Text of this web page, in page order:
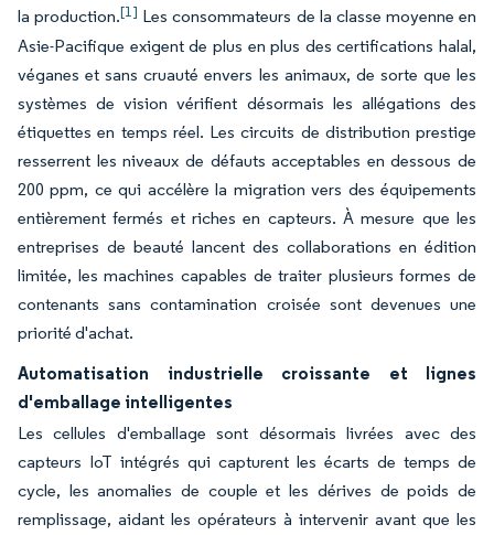
la production.[1] Les consommateurs de la classe moyenne en
Asie-Pacifique exigent de plus en plus des certifications halal,
véganes et sans cruauté envers les animaux, de sorte que les
systèmes de vision vérifient désormais les allégations des
étiquettes en temps réel. Les circuits de distribution prestige
resserrent les niveaux de défauts acceptables en dessous de
200 ppm, ce qui accélère la migration vers des équipements
entièrement fermés et riches en capteurs. À mesure que les
entreprises de beauté lancent des collaborations en édition
limitée, les machines capables de traiter plusieurs formes de
contenants sans contamination croisée sont devenues une
priorité d'achat.
Automatisation industrielle croissante et lignes
d'emballage intelligentes
Les cellules d'emballage sont désormais livrées avec des
capteurs IoT intégrés qui capturent les écarts de temps de
cycle, les anomalies de couple et les dérives de poids de
remplissage, aidant les opérateurs à intervenir avant que les